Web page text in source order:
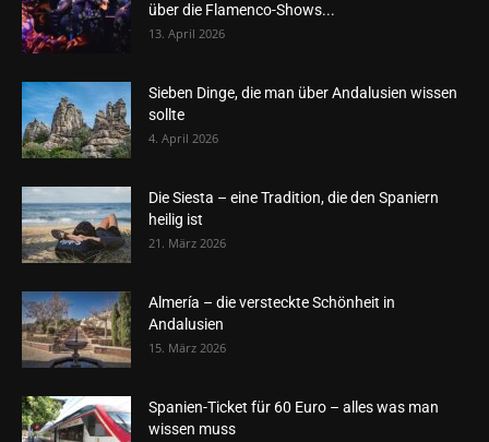
über die Flamenco-Shows...
13. April 2026
Sieben Dinge, die man über Andalusien wissen
sollte
4. April 2026
Die Siesta – eine Tradition, die den Spaniern
heilig ist
21. März 2026
Almería – die versteckte Schönheit in
Andalusien
15. März 2026
Spanien-Ticket für 60 Euro – alles was man
wissen muss